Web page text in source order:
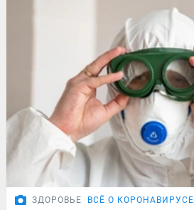
ЗДОРОВЬЕ ВСЁ О КОРОНАВИРУСЕ